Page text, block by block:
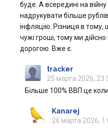
буде. А всередині на війну
надрукувати більше
інфляцію. Різниця в
чужі гроші, тому ми дійсно
дорогою. Вже є.
tracker
25 марта 2026,
Більше 100% ВВП це
Kanarej
26 марта 2026,